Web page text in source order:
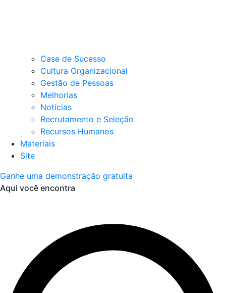
Case de Sucesso
Cultura Organizacional
Gestão de Pessoas
Melhorias
Notícias
Recrutamento e Seleção
Recursos Humanos
Materiais
Site
Ganhe uma demonstração gratuita
Aqui você encontra